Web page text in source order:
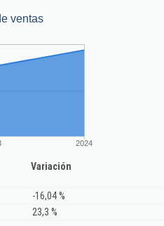
ventas
2024
Variación
-16,04 %
23,3 %